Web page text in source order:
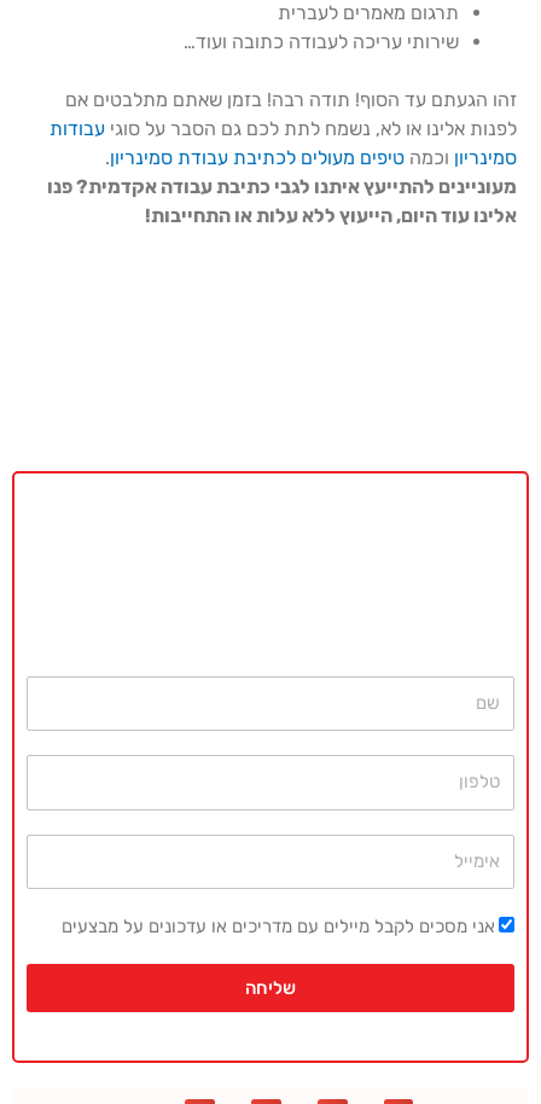
תרגום מאמרים לעברית
שירותי עריכה לעבודה כתובה ועוד…
זהו הגעתם עד הסוף! תודה רבה! בזמן שאתם מתלבטים אם
לפנות אלינו או לא, נשמח לתת לכם גם הסבר על סוגי עבודות
סמינריון וכמה טיפים מעולים לכתיבת עבודת סמינריון.
מעוניינים להתייעץ איתנו לגבי כתיבת עבודה אקדמית? פנו
אלינו עוד היום, הייעוץ ללא עלות או התחייבות!
אני מסכים לקבל מיילים עם מדריכים או עדכונים על מבצעים
שליחה